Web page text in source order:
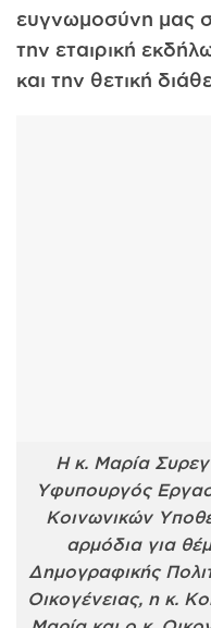
ευγνωμοσύνη μας
την εταιρική
και την θετική
Η κ. Μαρία
Υφυπουργός
Κοινωνικών
αρμόδια για
Δημογραφικής
Οικογένειας, η κ.